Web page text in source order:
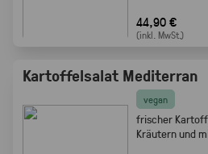
44,90 €
(inkl. MwSt.)
Kartoffelsalat Mediterran
vegan
frischer
Kräutern und